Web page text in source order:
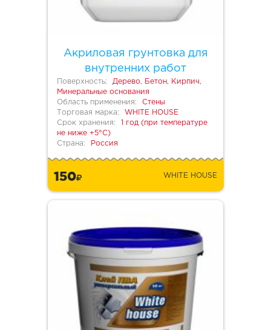
Акриловая грунтовка для
внутренних работ
Поверхность:
Дерево, Бетон, Кирпич,
Минеральные основания
Область применения:
Стены
Торговая марка:
WHITE HOUSE
Срок хранения:
1 год (при температуре
не ниже +5°С)
Страна:
Россия
150 WHITE HOUSE